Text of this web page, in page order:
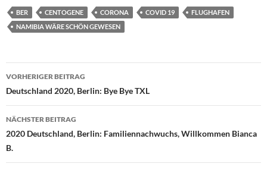
BER CENTOGENE CORONA COVID 19
FLUGHAFEN
NAMIBIA WÄRE SCHÖN GEWESEN
Beitragsnavigation
VORHERIGER BEITRAG
Deutschland 2020, Berlin: Bye Bye TXL
NÄCHSTER BEITRAG
2020 Deutschland, Berlin: Familiennachwuchs, Willkommen Bianca
B.